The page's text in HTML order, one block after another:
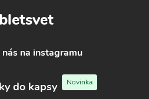
na instagramu
do kapsy Novinka